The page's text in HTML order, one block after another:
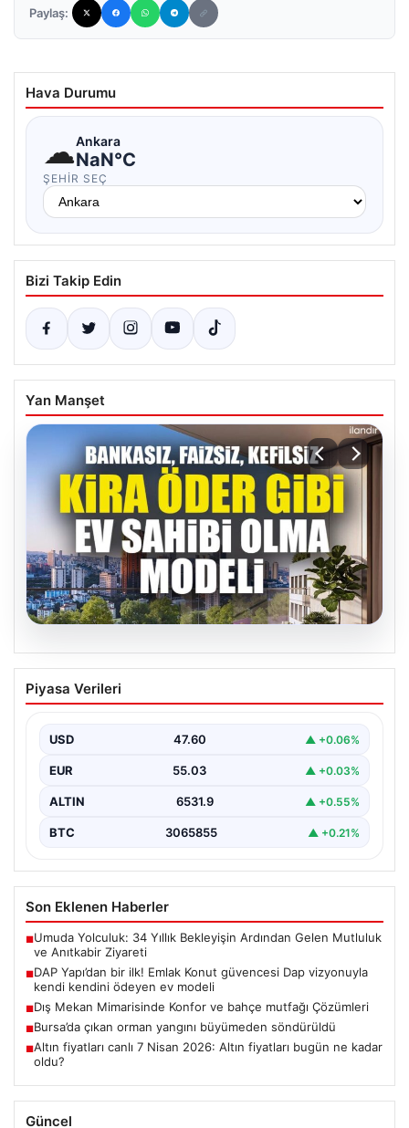
Paylaş:
Hava Durumu
☁Ankara
NaN°C
ŞEHIR SEÇ
Bizi Takip Edin
Yan Manşet
05.08.2026
DAP Yapı’dan bir ilk! Emlak Konut
güvencesi Dap vizyonuyla kendi
Piyasa Verileri
USD 47.60 ▲ +0.06%
EUR 55.03 ▲ +0.03%
ALTIN 6531.9 ▲ +0.55%
BTC 3065855 ▲ +0.21%
Son Eklenen Haberler
■Umuda Yolculuk: 34 Yıllık Bekleyişin Ardından Gelen Mutluluk
ve Anıtkabir Ziyareti
■DAP Yapı’dan bir ilk! Emlak Konut güvencesi Dap vizyonuyla
kendi kendini ödeyen ev modeli
■Dış Mekan Mimarisinde Konfor ve bahçe mutfağı Çözümleri
■Bursa’da çıkan orman yangını büyümeden söndürüldü
■Altın fiyatları canlı 7 Nisan 2026: Altın fiyatları bugün ne kadar
oldu?
Güncel